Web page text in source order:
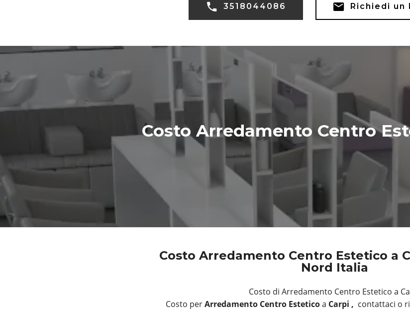
3518044086 Richiedi un
Costo Arredamento Centro
Costo Arredamento Centro Estetico a
Nord Italia
Costo di Arredamento Centro Estetico a
Costo perArredamento Centro Esteticoa Carpi , contattaci o